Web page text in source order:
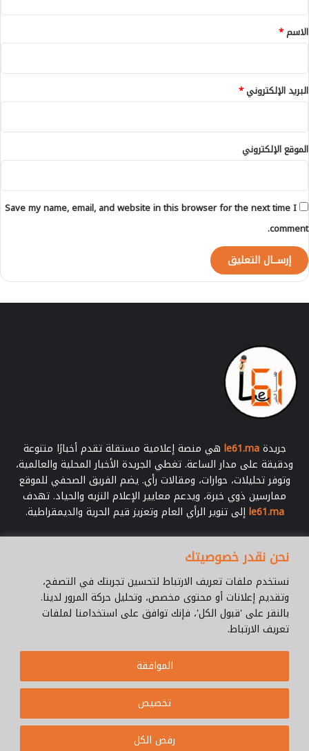
نحن نقدر خصوصيتك
نستخدم ملفات تعريف الارتباط لتحسين تجربتك في التصفح،
وتقديم إعلانات أو محتوى مخصص، وتحليل حركة المرور لدينا.
بالنقر على 'قبول الكل'، فإنك توافق على استخدامنا لملفات
تعريف الارتباط.
تخصيص
رفض الكل
الموافقة
ط
ا
ف
ا
ل
إ
ت
ج
ا
.
*
الاسم*
البريد الإلكتروني*
الموقع الإلكتروني
Save my name, email, and website in this browser for the next time I
comment.
جريدةle61.ma هي منصة إعلامية مستقلة تقدم أخبارًا متنوعة
ودقيقة على مدار الساعة. تغطي الجريدة الأخبار المحلية والعالمية،
وتوفر تحليلات، حوارات، ومقالات رأي. يضم الفريق الصحفي للموقع
ممارسين ذوي خبرة، ويدعم معايير الإعلام النزيه والحياد. تهدف
le61.maإلى تنوير الرأي العام وتعزيز قيم الحرية والديمقراطية.
أدخل
بريدك
الإلكتروني
© جميع الحقوق محفوظة 2026 |
Le61.ma
للإتصال
Facebook
YouTube